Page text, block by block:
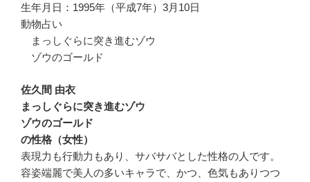
生年月日：1995年（平成7年）3月10日
動物占い
まっしぐらに突き進むゾウ
ゾウのゴールド
佐久間 由衣
まっしぐらに突き進むゾウ
ゾウのゴールド
の性格（女性）
表現力も行動力もあり、サバサバとした性格の人です。
容姿端麗で美人の多いキャラで、かつ、色気もありつつ